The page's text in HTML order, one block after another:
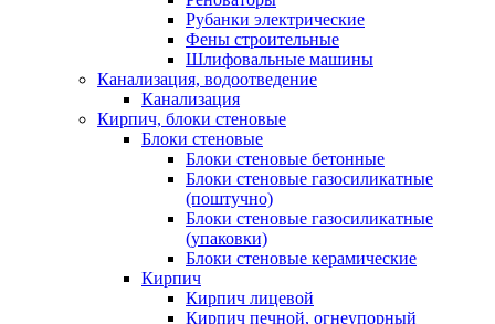
Рубанки электрические
Фены строительные
Шлифовальные машины
Канализация, водоотведение
Канализация
Кирпич, блоки стеновые
Блоки стеновые
Блоки стеновые бетонные
Блоки стеновые газосиликатные
(поштучно)
Блоки стеновые газосиликатные
(упаковки)
Блоки стеновые керамические
Кирпич
Кирпич лицевой
Кирпич печной, огнеупорный